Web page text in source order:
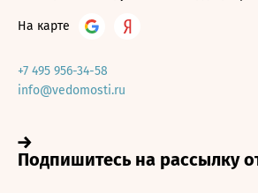
На карте
+7 495 956-34-58
info@vedomosti.ru